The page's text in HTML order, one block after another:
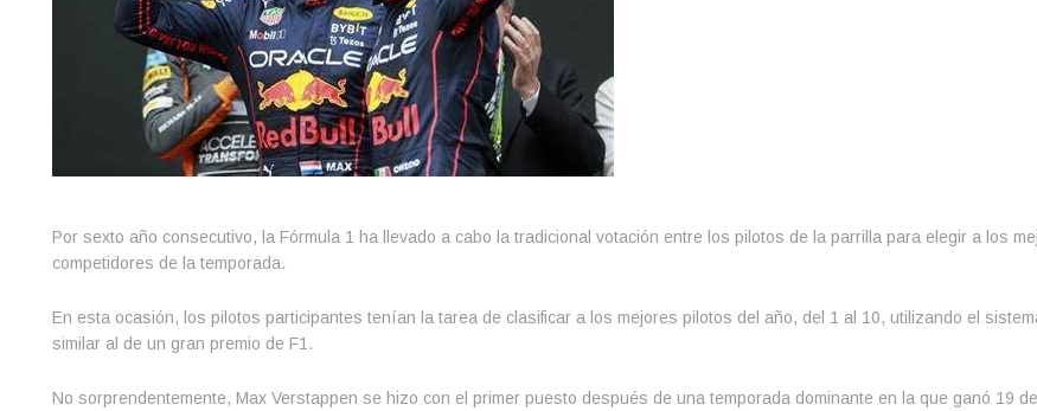
Por sexto año consecutivo, la Fórmula 1 ha llevado a cabo la tradicional votación entre los pilotos de la parrilla para elegir a los
competidores de la temporada.
En esta ocasión, los pilotos participantes tenían la tarea de clasificar a los mejores pilotos del año, del 1 al 10, utilizando el
similar al de un gran premio de F1.
No sorprendentemente, Max Verstappen se hizo con el primer puesto después de una temporada dominante en la que ganó 19